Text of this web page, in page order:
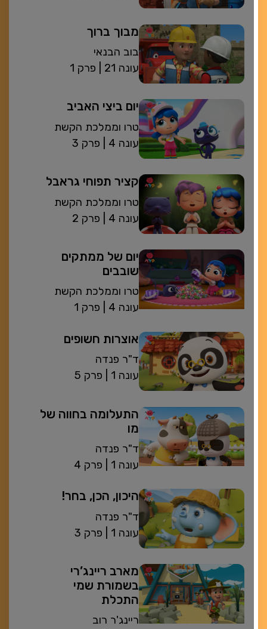
מבוך ברוך
בוב הבנאי
פרק 1
| עונה 21
יום ביצי האביב
טרו וממלכת הקשת
פרק 3
| עונה 4
קציר תפוחי גראבל
טרו וממלכת הקשת
פרק 2
| עונה 4
יום של ממתקים
שובבים
טרו וממלכת הקשת
פרק 1
| עונה 4
אוצרות חשופים
ד"ר פנדה
פרק 5
| עונה 1
התעלומה בחווה של
ד"ר פנדה
פרק 4
| עונה 1
היכון, הכן, בחר!
ד"ר פנדה
פרק 3
| עונה 1
מארב ריינג’רי
בשמורת שמי
התכלת
ריינג'ר רוב